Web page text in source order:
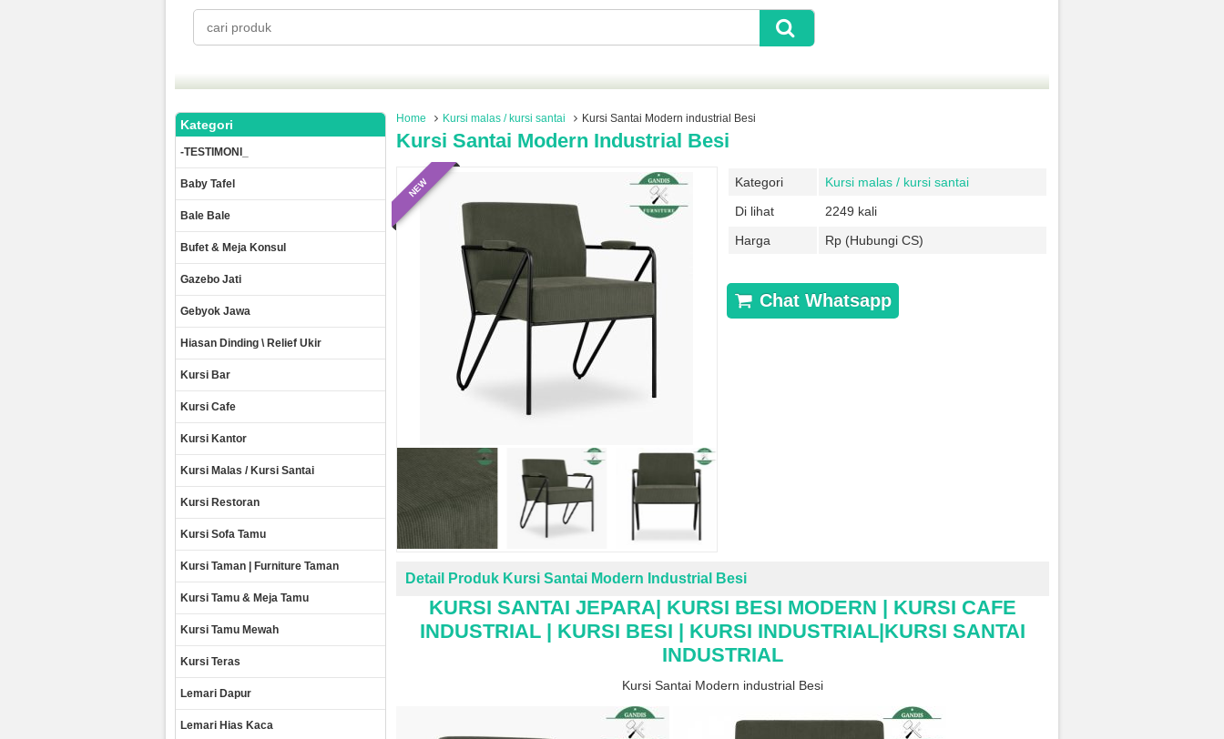
Home Kursi malas / kursi santai Kursi Santai Modern industrial Besi
Kursi Santai Modern Industrial Besi
NEW Kategori
Kursi malas / kursi santai
Di lihat
2249 kali
Harga
Rp (Hubungi CS)
Chat Whatsapp
Detail Produk Kursi Santai Modern Industrial Besi
KURSI SANTAI JEPARA| KURSI BESI MODERN | KURSI CAFE
INDUSTRIAL | KURSI BESI | KURSI INDUSTRIAL|KURSI SANTAI
INDUSTRIAL
Kursi Santai Modern industrial Besi
Kategori
-TESTIMONI_
Baby Tafel
Bale Bale
Bufet & Meja Konsul
Gazebo Jati
Gebyok Jawa
Hiasan Dinding \ Relief Ukir
Kursi Bar
Kursi Cafe
Kursi Kantor
Kursi Malas / Kursi Santai
Kursi Restoran
Kursi Sofa Tamu
Kursi Taman | Furniture Taman
Kursi Tamu & Meja Tamu
Kursi Tamu Mewah
Kursi Teras
Lemari Dapur
Lemari Hias Kaca